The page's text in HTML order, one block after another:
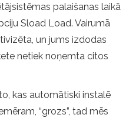
palaišanas laikā
Sload Load. Vairumā
un jums izdodas
netiek noņemta citos
kas automātiski instalē
“grozs”, tad mēs